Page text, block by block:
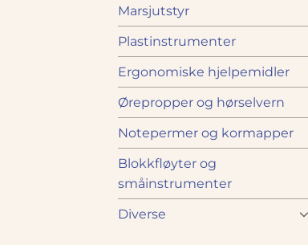
Marsjutstyr
Plastinstrumenter
Ergonomiske hjelpemidler
Ørepropper og hørselvern
Notepermer og kormapper
Blokkfløyter og
småinstrumenter
Diverse